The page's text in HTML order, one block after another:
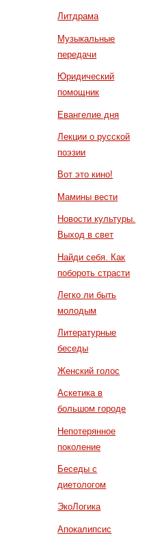
Литдрама
Музыкальные
передачи
Юридический
помощник
Евангелие дня
Лекции о русской
поэзии
Вот это кино!
Мамины вести
Новости культуры.
Выход в свет
Найди себя. Как
побороть страсти
Легко ли быть
молодым
Литературные
беседы
Женский голос
Аскетика в
большом городе
Непотерянное
поколение
Беседы с
диетологом
ЭкоЛогика
Апокалипсис